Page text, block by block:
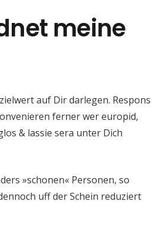
meine
auf Dir darlegen. Respons
ferner wer europid,
& lassie sera unter Dich
»schonen« Personen, so
uff der Schein reduziert